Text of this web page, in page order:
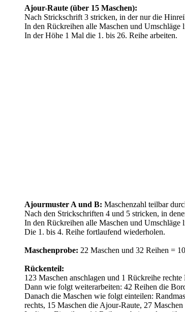
Ajour-Raute (über 15 Maschen):
Nach Strickschrift 3 stricken, in der nur die
In den Rückreihen alle Maschen und Umschläge
In der Höhe 1 Mal die 1. bis 26. Reihe arbeiten.
Ajourmuster A und B: Maschenzahl teilbar
Nach den Strickschriften 4 und 5 stricken, in
In den Rückreihen alle Maschen und Umschläge
Die 1. bis 4. Reihe fortlaufend wiederholen.
Maschenprobe: 22 Maschen und 32 Reihen =
Rückenteil:
123 Maschen anschlagen und 1 Rückreihe rechte
Dann wie folgt weiterarbeiten: 42 Reihen die
Danach die Maschen wie folgt einteilen:
rechts, 15 Maschen die Ajour-Raute, 27 Maschen